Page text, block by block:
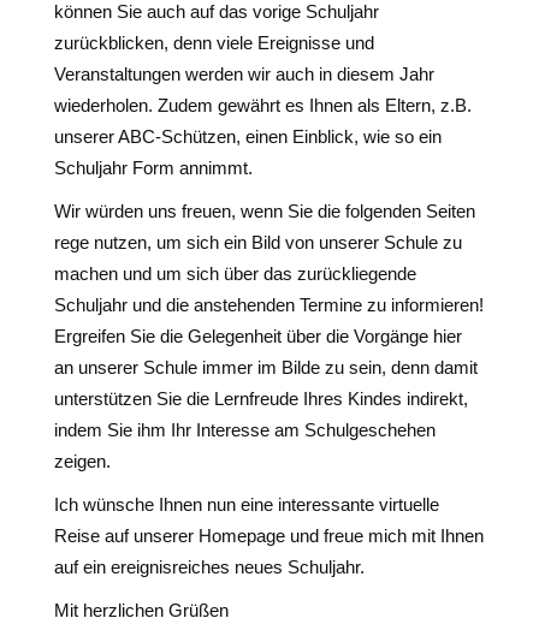
können Sie auch auf das vorige Schuljahr
zurückblicken, denn viele Ereignisse und
Veranstaltungen werden wir auch in diesem Jahr
wiederholen. Zudem gewährt es Ihnen als Eltern, z.B.
unserer ABC-Schützen, einen Einblick, wie so ein
Schuljahr Form annimmt.
Wir würden uns freuen, wenn Sie die folgenden Seiten
rege nutzen, um sich ein Bild von unserer Schule zu
machen und um sich über das zurückliegende
Schuljahr und die anstehenden Termine zu informieren!
Ergreifen Sie die Gelegenheit über die Vorgänge hier
an unserer Schule immer im Bilde zu sein, denn damit
unterstützen Sie die Lernfreude Ihres Kindes indirekt,
indem Sie ihm Ihr Interesse am Schulgeschehen
zeigen.
Ich wünsche Ihnen nun eine interessante virtuelle
Reise auf unserer Homepage und freue mich mit Ihnen
auf ein ereignisreiches neues Schuljahr.
Mit herzlichen Grüßen